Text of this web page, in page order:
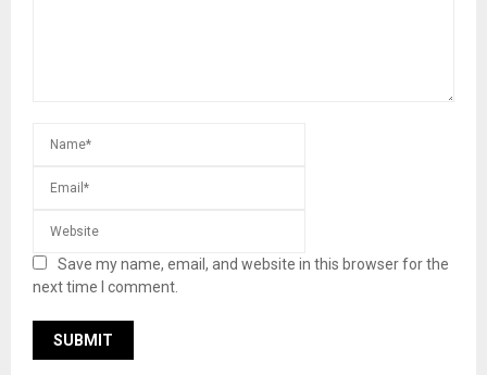
Save my name, email, and website in this browser for the
next time I comment.